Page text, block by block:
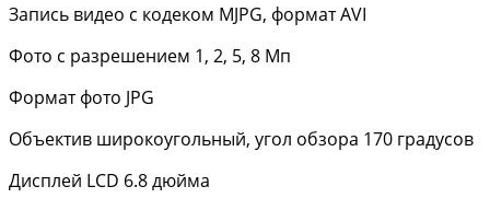
Запись видео с кодеком MJPG, формат AVI
Фото с разрешением 1, 2, 5, 8 Мп
Формат фото JPG
Объектив широкоугольный, угол обзора 170 градусов
Дисплей LCD 6.8 дюйма